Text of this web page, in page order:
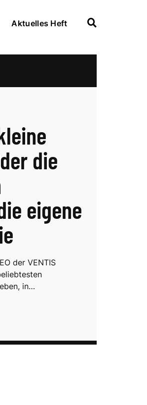
Aktuelles Heft
die
eigene
der VENTIS
in…